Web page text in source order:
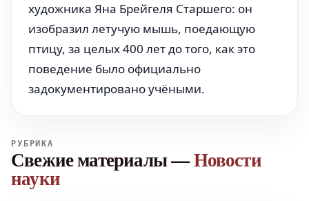
художника Яна Брейгеля Старшего: он
изобразил летучую мышь, поедающую
птицу, за целых 400 лет до того, как это
поведение было официально
задокументировано учёными.
РУБРИКА
Свежие материалы—Новости
науки